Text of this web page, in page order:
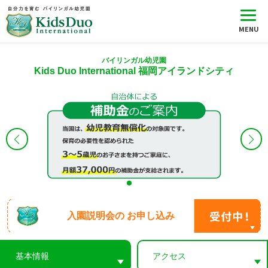
バイリンガル幼児園
Kids Duo International 福岡アイランドシティ
入園説明会の お申し込み
基本情報 アクセス